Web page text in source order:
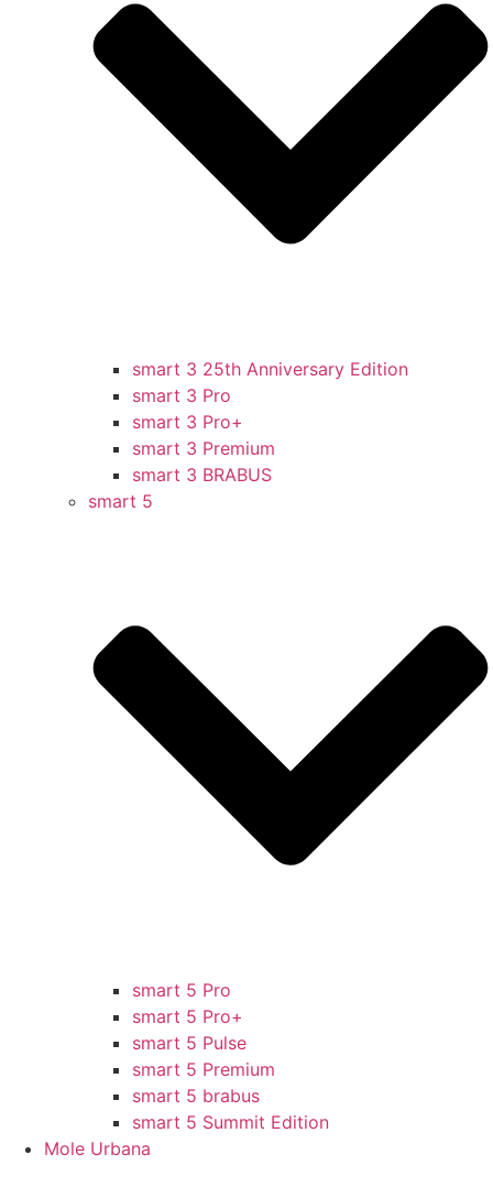
smart 3 25th Anniversary Edition
smart 3 Pro
smart 3 Pro+
smart 3 Premium
smart 3 BRABUS
smart 5
smart 5 Pro
smart 5 Pro+
smart 5 Pulse
smart 5 Premium
smart 5 brabus
smart 5 Summit Edition
Mole Urbana